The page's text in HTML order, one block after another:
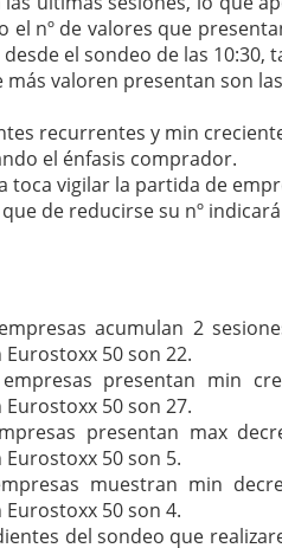
el nº de valores que
el sondeo de las 10:30,
más valoren presentan son
recurrentes y min
el énfasis comprador.
toca vigilar la partida de
de reducirse su nº
acumulan 2
50 son 22.
presentan min
50 son 27.
presentan max
50 son 5.
muestran min
50 son 4.
del sondeo que